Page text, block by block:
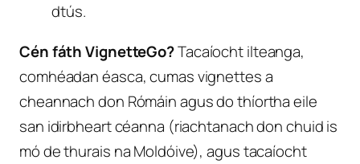
dtús.
Cén fáth VignetteGo?Tacaíocht ilteanga,
comhéadan éasca, cumas vignettes a
cheannach don Rómáin agus do thíortha eile
san idirbheart céanna (riachtanach don chuid is
mó de thurais na Moldóive), agus tacaíocht